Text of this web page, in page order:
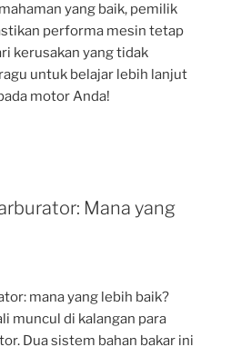
yang baik, pemilik
performa mesin tetap
kerusakan yang tidak
untuk belajar lebih lanjut
motor Anda!
Mana yang
mana yang lebih baik?
muncul di kalangan para
Dua sistem bahan bakar ini